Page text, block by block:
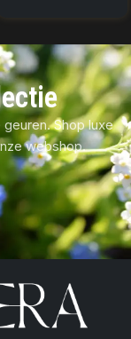
Shop luxe
webshop.